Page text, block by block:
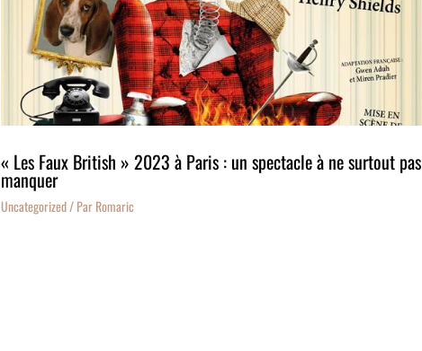
« Les Faux British » 2023 à Paris : un spectacle à ne surtout pas
manquer
Uncategorized/ ParRomaric